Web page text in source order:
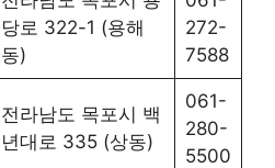
당로 322-1 (용해
동)
272-
7588
전라남도 목포시 백
년대로 335 (상동)
061-
280-
5500